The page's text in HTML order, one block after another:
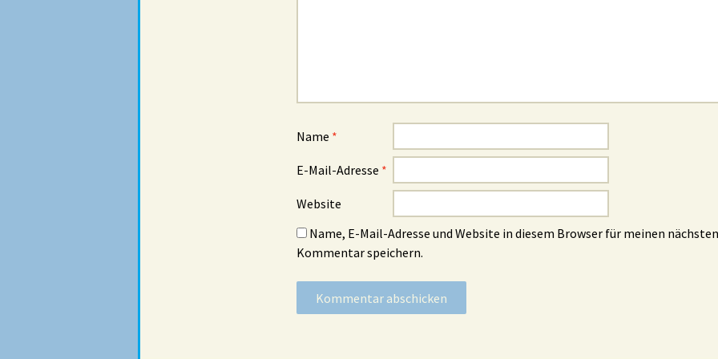
Name *
E-Mail-Adresse *
Website
Name, E-Mail-Adresse und Website in diesem Browser für meinen nächsten
Kommentar speichern.